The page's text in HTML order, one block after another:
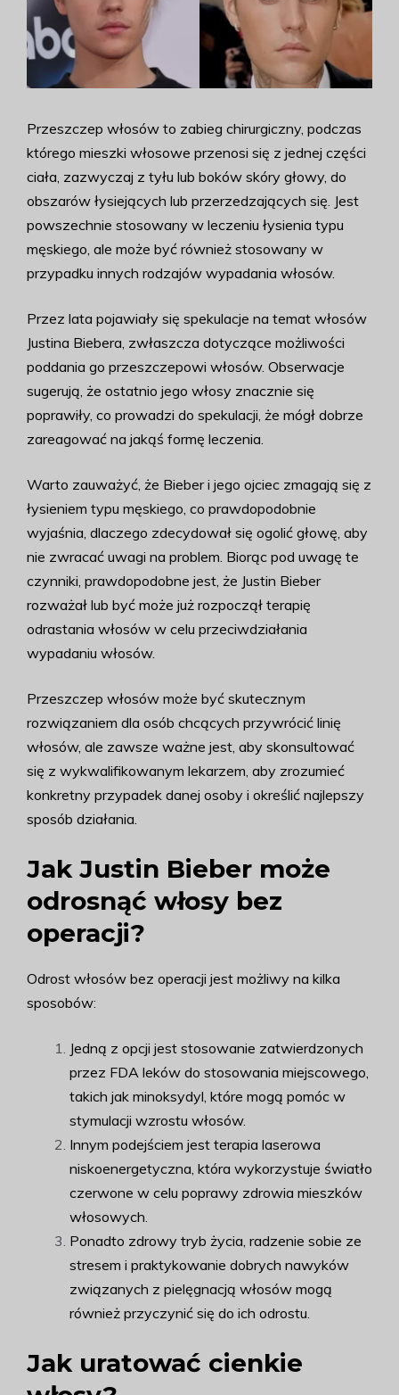
Przeszczep włosów to zabieg chirurgiczny, podczas
którego mieszki włosowe przenosi się z jednej części
ciała, zazwyczaj z tyłu lub boków skóry głowy, do
obszarów łysiejących lub przerzedzających się. Jest
powszechnie stosowany w leczeniu łysienia typu
męskiego, ale może być również stosowany w
przypadku innych rodzajów wypadania włosów.
Przez lata pojawiały się spekulacje na temat włosów
Justina Biebera, zwłaszcza dotyczące możliwości
poddania go przeszczepowi włosów. Obserwacje
sugerują, że ostatnio jego włosy znacznie się
poprawiły, co prowadzi do spekulacji, że mógł dobrze
zareagować na jakąś formę leczenia.
Warto zauważyć, że Bieber i jego ojciec zmagają się z
łysieniem typu męskiego, co prawdopodobnie
wyjaśnia, dlaczego zdecydował się ogolić głowę, aby
nie zwracać uwagi na problem. Biorąc pod uwagę te
czynniki, prawdopodobne jest, że Justin Bieber
rozważał lub być może już rozpoczął terapię
odrastania włosów w celu przeciwdziałania
wypadaniu włosów.
Przeszczep włosów może być skutecznym
rozwiązaniem dla osób chcących przywrócić linię
włosów, ale zawsze ważne jest, aby skonsultować
się z wykwalifikowanym lekarzem, aby zrozumieć
konkretny przypadek danej osoby i określić najlepszy
sposób działania.
Jak Justin Bieber może
odrosnąć włosy bez
operacji?
Odrost włosów bez operacji jest możliwy na kilka
sposobów:
Jedną z opcji jest stosowanie zatwierdzonych
przez FDA leków do stosowania miejscowego,
takich jak minoksydyl, które mogą pomóc w
stymulacji wzrostu włosów.
Innym podejściem jest terapia laserowa
niskoenergetyczna, która wykorzystuje światło
czerwone w celu poprawy zdrowia mieszków
włosowych.
Ponadto zdrowy tryb życia, radzenie sobie ze
stresem i praktykowanie dobrych nawyków
związanych z pielęgnacją włosów mogą
również przyczynić się do ich odrostu.
Jak uratować cienkie